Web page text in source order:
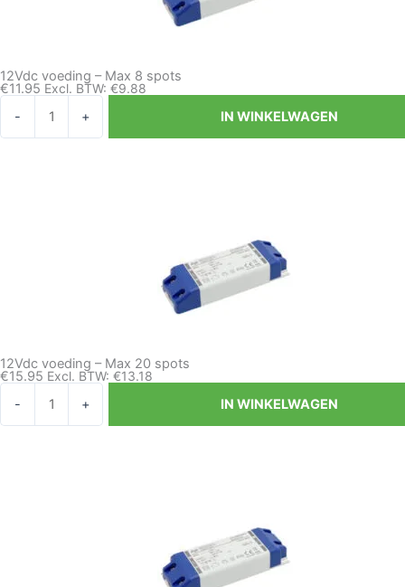
12Vdc voeding – Max 8 spots
€11.95 Excl. BTW: €9.88
- + IN WINKELWAGEN
12Vdc voeding – Max 20 spots
€15.95 Excl. BTW: €13.18
- + IN WINKELWAGEN